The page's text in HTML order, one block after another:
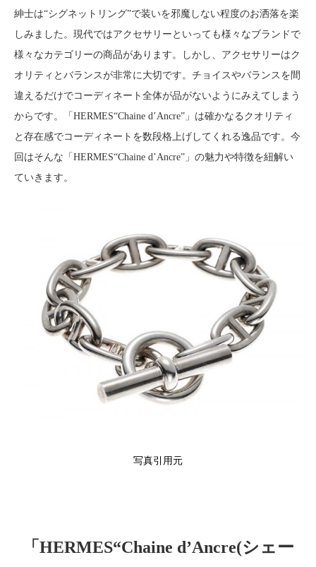
紳士は“シグネットリング”で装いを邪魔しない程度のお洒落を楽
しみました。現代ではアクセサリーといっても様々なブランドで
様々なカテゴリーの商品があります。しかし、アクセサリーはク
オリティとバランスが非常に大切です。チョイスやバランスを間
違えるだけでコーディネート全体が品がないようにみえてしまう
からです。「HERMES“Chaine d’Ancre”」は確かなるクオリティ
と存在感でコーディネートを数段格上げしてくれる逸品です。今
回はそんな「HERMES“Chaine d’Ancre”」の魅力や特徴を紐解い
ていきます。
写真引用元
「HERMES“Chaine d’Ancre(シェー